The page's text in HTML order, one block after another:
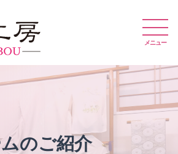
メニュー
のご紹介